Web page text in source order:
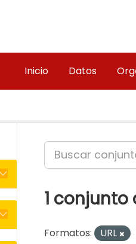
Inicio Datos
1
Formatos: URL